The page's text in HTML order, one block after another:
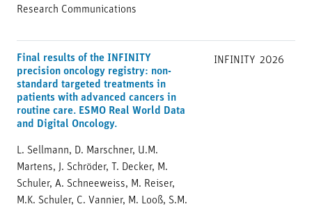
Research Communications
Final results of the INFINITY
precision oncology registry: non-
standard targeted treatments in
patients with advanced cancers in
routine care. ESMO Real World Data
and Digital Oncology.
L. Sellmann, D. Marschner, U.M.
Martens, J. Schröder, T. Decker, M.
Schuler, A. Schneeweiss, M. Reiser,
M.K. Schuler, C. Vannier, M. Looß, S.M.
INFINITY 2026